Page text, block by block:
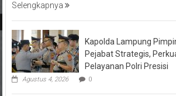
Selengkapnya
Kapolda Lampung
Pejabat Strategis,
Pelayanan Polri Presisi
Agustus 4, 2026 0